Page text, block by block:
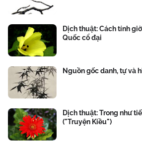
Dịch thuật: Cách tính
Quốc cổ đại
Nguồn gốc danh, tự và
Dịch thuật: Trong như
("Truyện Kiều")